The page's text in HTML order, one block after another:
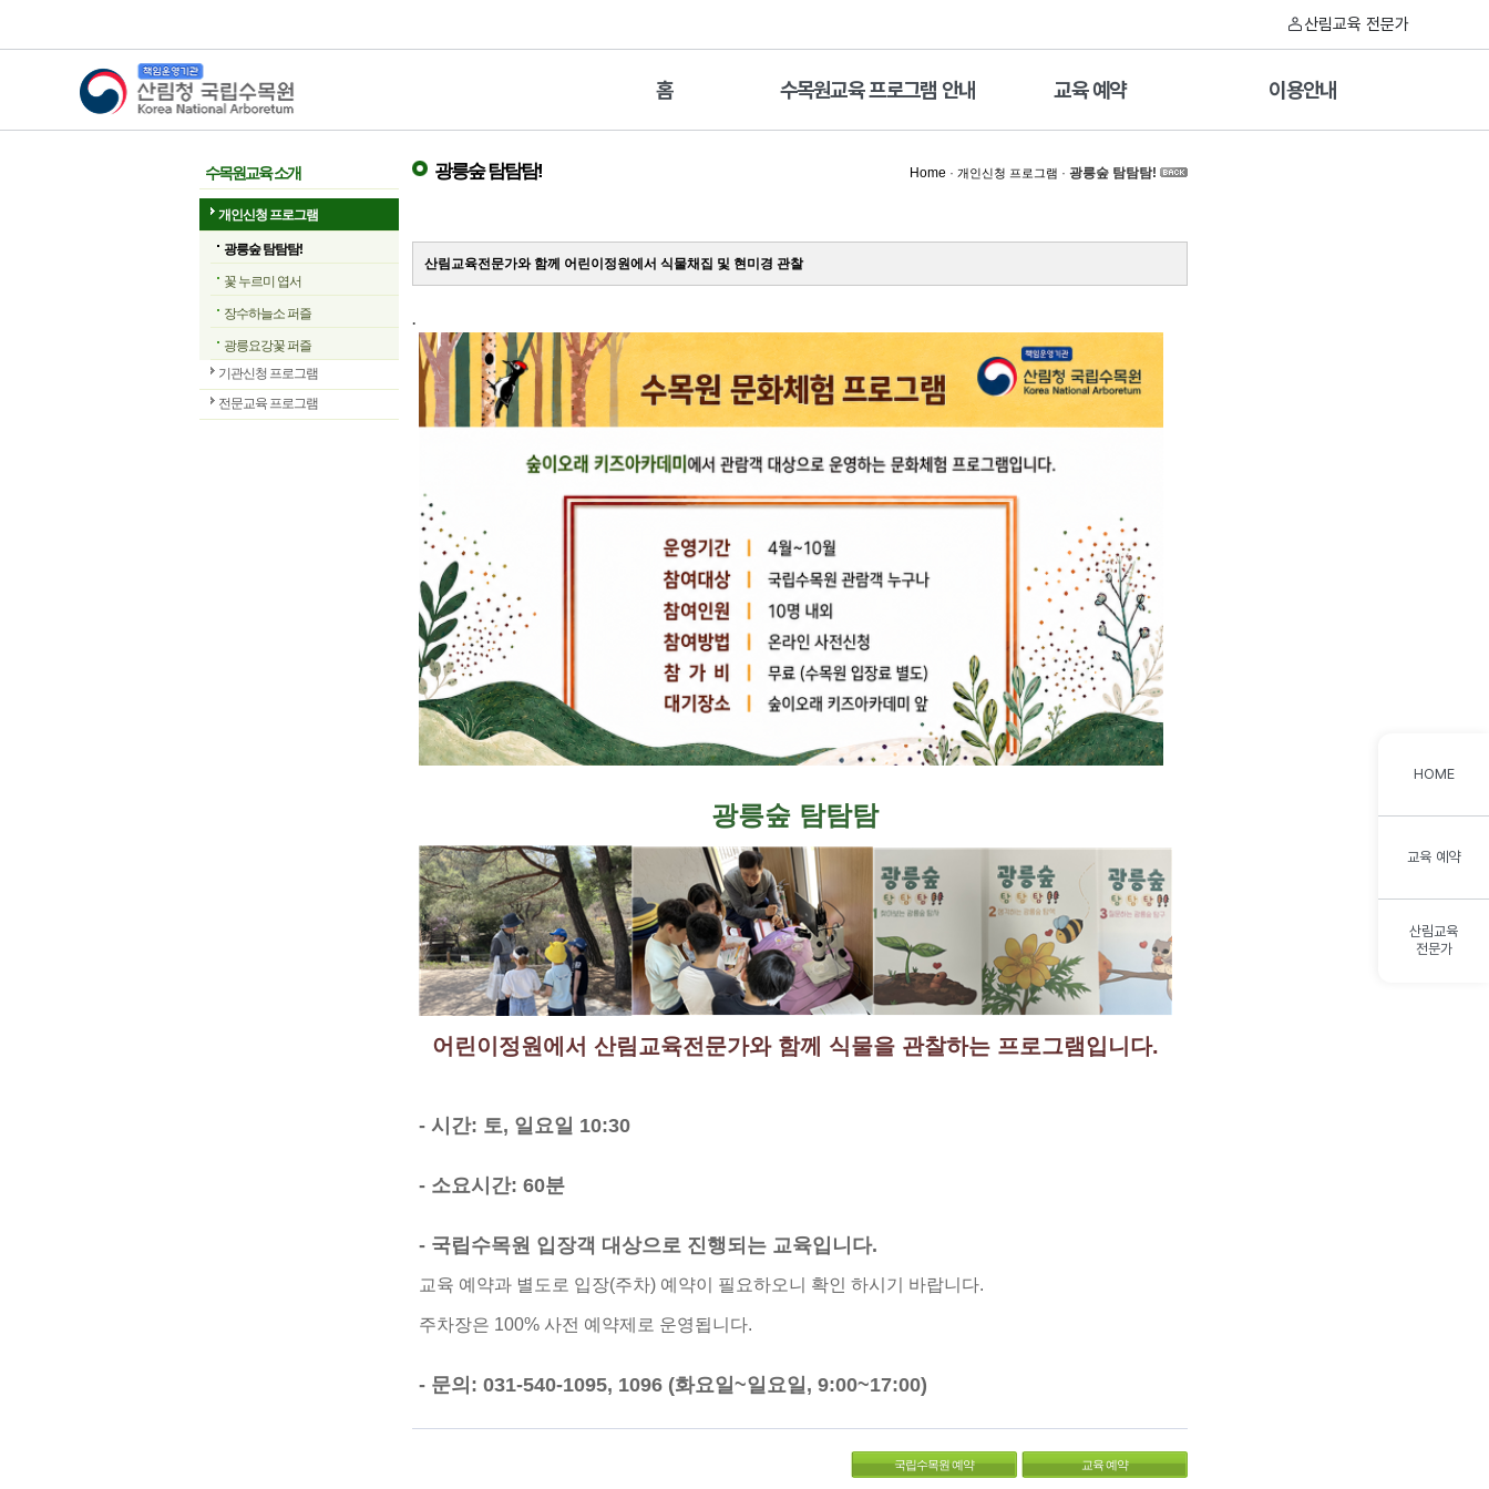
산림교육 전문가
산림청 국립수목원
홈 수목원교육 프로그램 안내 교육 예약 이용안내
수목원교육 소개
개인신청 프로그램
광릉숲 탐탐탐!
꽃 누르미 엽서
장수하늘소 퍼즐
광릉요강꽃 퍼즐
기관신청 프로그램
전문교육 프로그램
Home · 개인신청 프로그램 · 광릉숲 탐탐탐!
광릉숲 탐탐탐!
산림교육전문가와 함께 어린이정원에서 식물채집 및 현미경 관찰
.
광릉숲 탐탐탐
어린이정원에서 산림교육전문가와 함께 식물을 관찰하는 프로그램입니다.
- 시간: 토, 일요일 10:30
- 소요시간: 60분
- 국립수목원 입장객 대상으로 진행되는 교육입니다.
교육 예약과 별도로 입장(주차) 예약이 필요하오니 확인 하시기 바랍니다.
주차장은 100% 사전 예약제로 운영됩니다.
- 문의: 031-540-1095, 1096 (화요일~일요일, 9:00~17:00)
교육 예약
국립수목원 예약
HOME
교육 예약
산림교육
전문가